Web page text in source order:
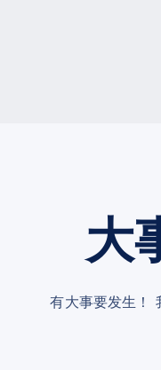
大
有大事要发生！